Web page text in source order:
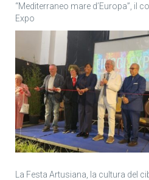
“Mediterraneo mare d’Europa”, il
Expo
La Festa Artusiana, la cultura del